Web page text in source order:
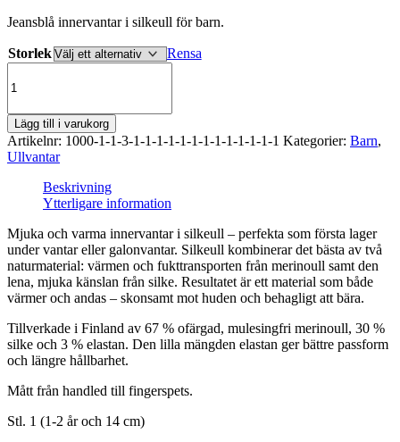
Jeansblå innervantar i silkeull för barn.
Storlek
Rensa
mängd
Lägg till i varukorg
Artikelnr: 1000-1-1-3-1-1-1-1-1-1-1-1-1-1-1-1-1 Kategorier: Barn,
Ullvantar
Beskrivning
Ytterligare information
Mjuka och varma innervantar i silkeull – perfekta som första lager
under vantar eller galonvantar. Silkeull kombinerar det bästa av två
naturmaterial: värmen och fukttransporten från merinoull samt den
lena, mjuka känslan från silke. Resultatet är ett material som både
värmer och andas – skonsamt mot huden och behagligt att bära.
Tillverkade i Finland av 67 % ofärgad, mulesingfri merinoull, 30 %
silke och 3 % elastan. Den lilla mängden elastan ger bättre passform
och längre hållbarhet.
Mått från handled till fingerspets.
Stl. 1 (1-2 år och 14 cm)